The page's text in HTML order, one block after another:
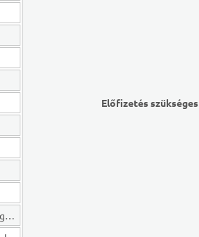
Előfizetés szükséges
Hosszú lejáratú kötelezettségek